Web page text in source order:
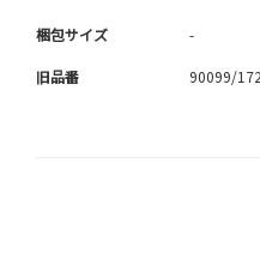
梱包サイズ -
旧品番 90099/